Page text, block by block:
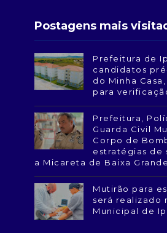
Postagens mais
Prefeitura de
candidatos
do Minha
para
Prefeitura,
Guarda Civil
Corpo de
estratégias de
a Micareta de Baixa Grande
Mutirão para
será realizado
Municipal de